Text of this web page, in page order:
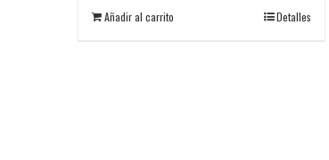
Añadir al carrito Detalles